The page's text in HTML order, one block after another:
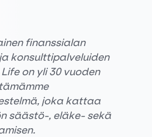
finanssialan
konsulttipalveluiden
on yli 30 vuoden
joka kattaa
säästö-, eläke- sekä